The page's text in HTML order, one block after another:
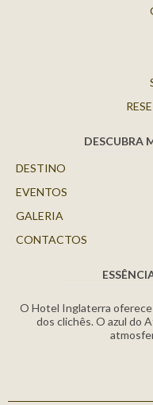
DESCUBRA
DESTINO
EVENTOS
GALERIA
CONTACTOS
O Hotel Inglaterra oferece
dos clichês. O azul do